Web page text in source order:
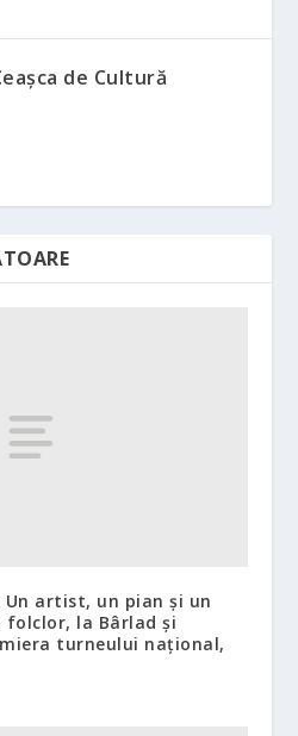
de Cultură
Un artist, un pian și un
folclor, la Bârlad și
turneului național,